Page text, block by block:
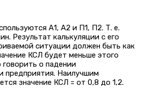
А1, А2 и П1, П2. Т. е.
Результат калькуляции с его
ситуации должен быть как
КСЛ будет меньше этого
о падении
предприятия. Наилучшим
значение КСЛ = от 0,8 до 1,2.